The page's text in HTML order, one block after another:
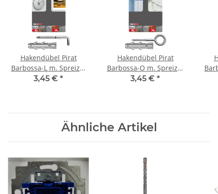
Hakendübel Pirat
Barbossa-L m. Spreizd.
Barracuda BL 4
3,45 € *
Hakendübel Pirat
Barbossa-O m. Spreizd.
Barracuda BL 2
3,45 € *
Ähnliche Artikel